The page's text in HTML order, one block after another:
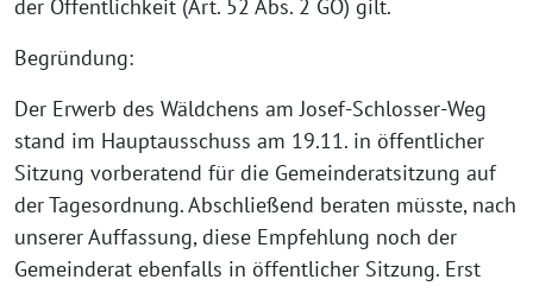
der Öffentlichkeit (Art. 52 Abs. 2 GO) gilt.
Begründung:
Der Erwerb des Wäldchens am Josef-Schlosser-Weg
stand im Hauptausschuss am 19.11. in öffentlicher
Sitzung vorberatend für die Gemeinderatsitzung auf
der Tagesordnung. Abschließend beraten müsste, nach
unserer Auffassung, diese Empfehlung noch der
Gemeinderat ebenfalls in öffentlicher Sitzung. Erst